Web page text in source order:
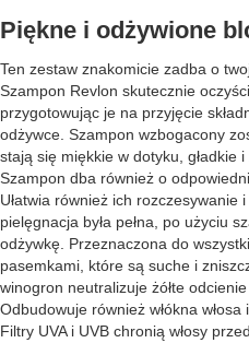
Piękne i odżywione
Ten zestaw znakomicie zadba o
Szampon Revlon skutecznie oczyści
przygotowując je na przyjęcie
odżywce. Szampon wzbogacony
stają się miękkie w dotyku, gładkie i
Szampon dba również o
Ułatwia również ich
pielęgnacja była pełna, po użyciu
odżywkę. Przeznaczona do
pasemkami, które są suche i
winogron neutralizuje żółte
Odbudowuje również włókna włosa
Filtry UVA i UVB chronią włosy